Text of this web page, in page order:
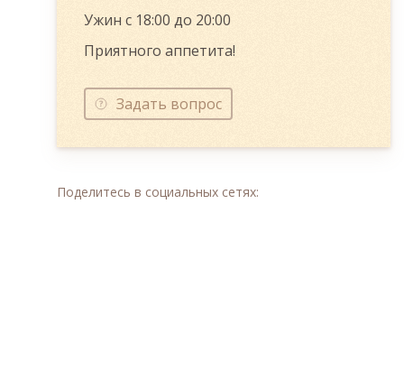
Ужин с 18:00 до 20:00
Приятного аппетита!
Задать вопрос
Поделитесь в социальных сетях: